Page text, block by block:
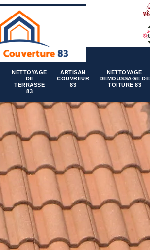
NETTOYAGE
DE
TERRASSE
83
ARTISAN
COUVREUR
83
NETTOYAGE
DEMOUSSAGE DE
TOITURE 83